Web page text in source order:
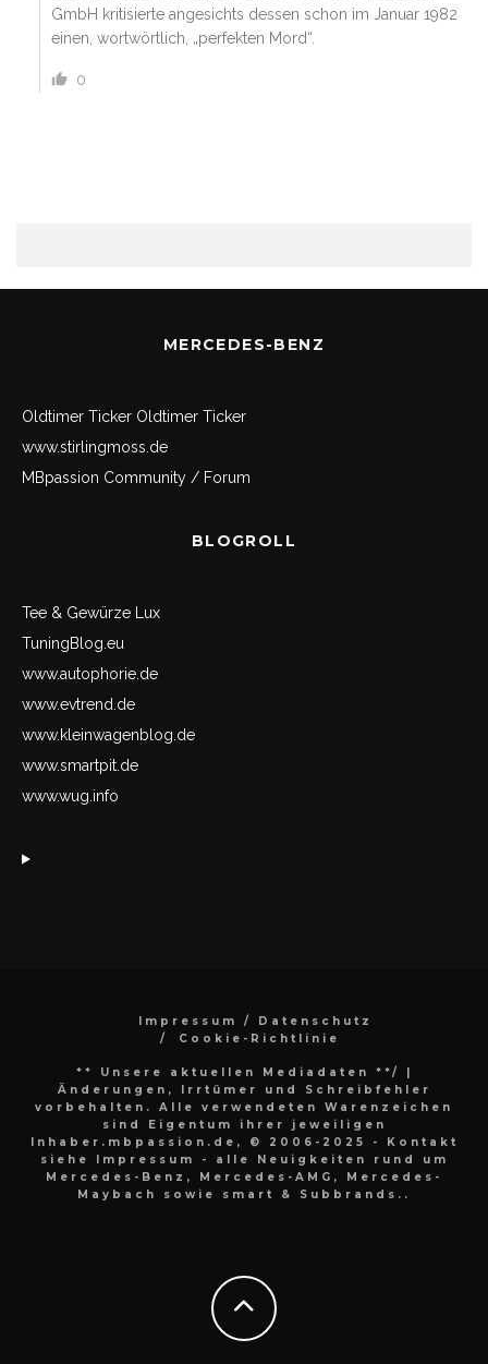
GmbH kritisierte angesichts dessen schon im Januar 1982
einen, wortwörtlich, „perfekten Mord“.
0
MERCEDES-BENZ
Oldtimer Ticker Oldtimer Ticker
www.stirlingmoss.de
MBpassion Community / Forum
BLOGROLL
Tee & Gewürze Lux
TuningBlog.eu
www.autophorie.de
www.evtrend.de
www.kleinwagenblog.de
www.smartpit.de
www.wug.info
Impressum / Datenschutz
Cookie-Richtlinie
** Unsere aktuellen Mediadaten **/
|
Änderungen, Irrtümer und Schreibfehler
vorbehalten. Alle verwendeten Warenzeichen
sind Eigentum ihrer jeweiligen
Inhaber.mbpassion.de, © 2006-2025 - Kontakt
siehe Impressum - alle Neuigkeiten rund um
Mercedes-Benz, Mercedes-AMG, Mercedes-
Maybach sowie smart & Subbrands..